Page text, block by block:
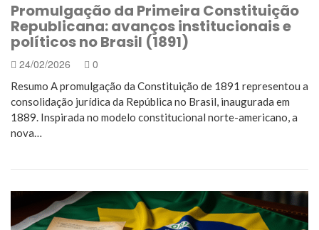
Promulgação da Primeira Constituição
Republicana: avanços institucionais e
políticos no Brasil (1891)
24/02/2026 0
Resumo A promulgação da Constituição de 1891 representou a
consolidação jurídica da República no Brasil, inaugurada em
1889. Inspirada no modelo constitucional norte-americano, a
nova…